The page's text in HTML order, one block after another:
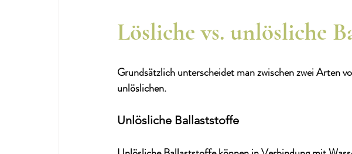
Lösliche vs. unlösliche
Grundsätzlich unterscheidet man zwischen zwei Arten
unlöslichen.
Unlösliche Ballaststoffe